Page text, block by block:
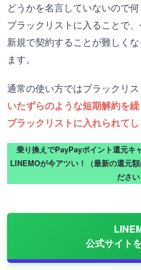
どうかを名言していないので
ブラックリストに入ることで
新規で契約することが難しく
ます。
通常の使い方ではブラックリス
いたずらのような短期解約を繰
ブラックリストに入れられて
乗り換えでPayPayポイント還元キ
LINEMOが今アツい！（最新の還元
ださい
公式サイト